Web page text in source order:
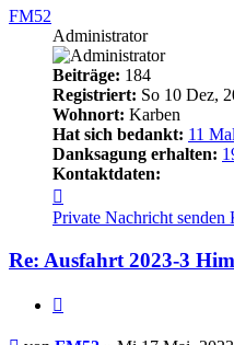
FM52
Administrator
Beiträge: 184
Registriert: So 10 Dez,
Wohnort: Karben
Hat sich bedankt: 11 Mal
Danksagung erhalten:
Kontaktdaten:
von
FM52
Private Nachricht senden
Re: Ausfahrt 2023-3